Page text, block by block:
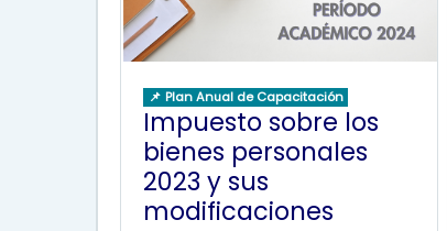
📌 Plan Anual de Capacitación
Impuesto sobre los
bienes personales
2023 y sus
modificaciones